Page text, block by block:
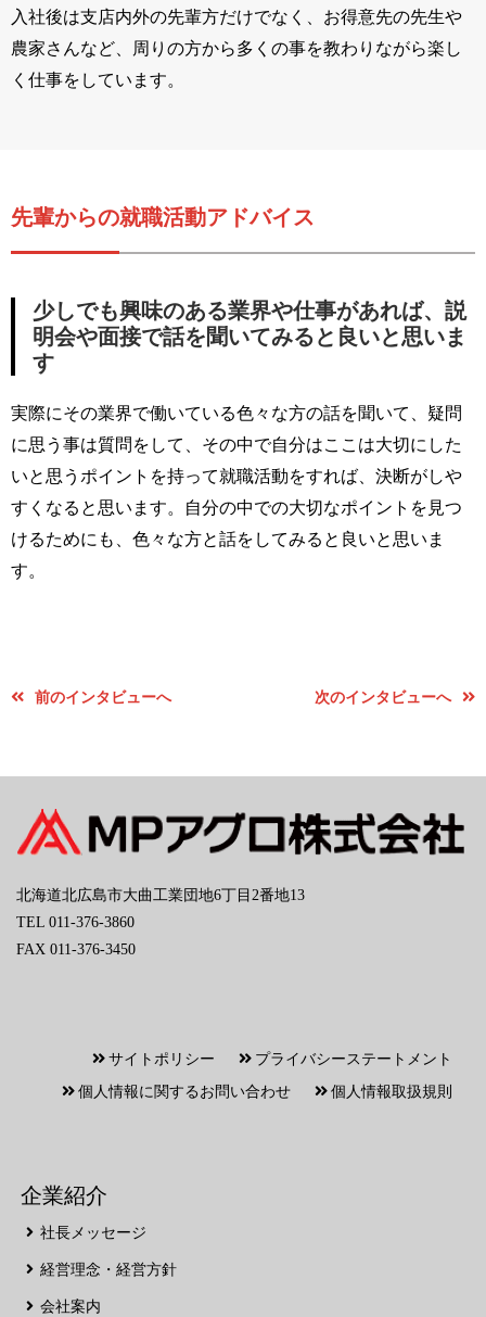
入社後は支店内外の先輩方だけでなく、お得意先の先生や
農家さんなど、周りの方から多くの事を教わりながら楽し
く仕事をしています。
先輩からの就職活動アドバイス
少しでも興味のある業界や仕事があれば、説
明会や面接で話を聞いてみると良いと思いま
す
実際にその業界で働いている色々な方の話を聞いて、疑問
に思う事は質問をして、その中で自分はここは大切にした
いと思うポイントを持って就職活動をすれば、決断がしや
すくなると思います。自分の中での大切なポイントを見つ
けるためにも、色々な方と話をしてみると良いと思いま
す。
前のインタビューへ 次のインタビューへ
北海道北広島市大曲工業団地6丁目2番地13
TEL 011-376-3860
FAX 011-376-3450
サイトポリシー
プライバシーステートメント
個人情報に関するお問い合わせ
個人情報取扱規則
企業紹介
社長メッセージ
経営理念・経営方針
会社案内